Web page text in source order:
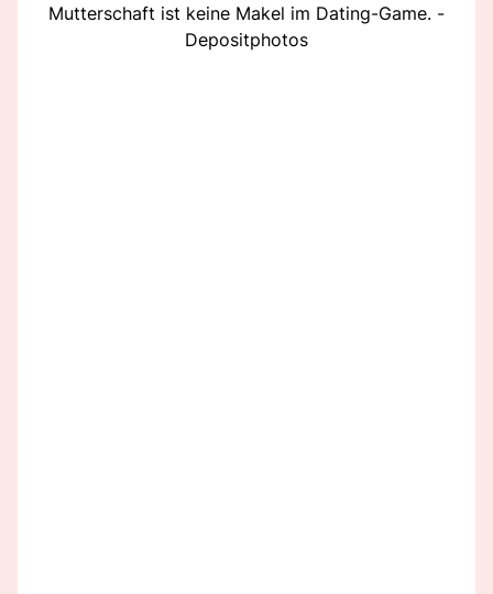
Mutterschaft ist keine Makel im Dating-Game. -
Depositphotos